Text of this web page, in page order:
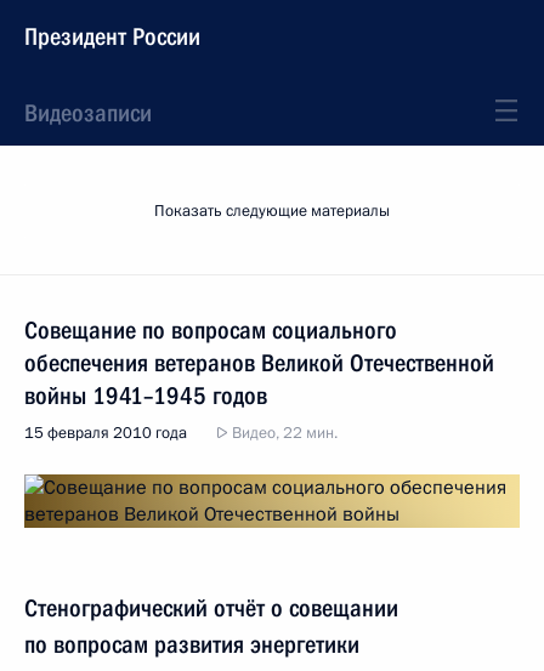
Президент России
Видеозаписи
Показать следующие материалы
Совещание по вопросам социального
обеспечения ветеранов Великой Отечественной
войны 1941–1945 годов
15 февраля 2010 года Видео, 22 мин.
Стенографический отчёт о совещании
по вопросам развития энергетики